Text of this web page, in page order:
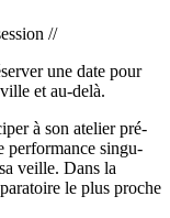
//
une date pour
et au-delà.
à son ate­lier pré­
per­for­mance sin­gu­
veille. Dans la
le plus proche